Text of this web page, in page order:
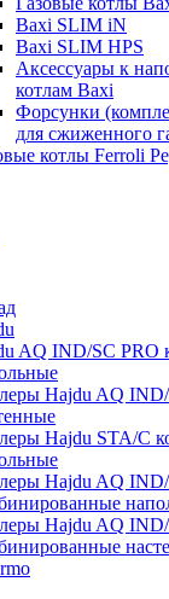
Baxi SLIM iN
Baxi SLIM HPS
Аксессуары к
котлам Baxi
Форсунки
для сжиженного
котлы Ferroli
AQ IND/SC PRO
Hajdu AQ
Hajdu STA/C
Hajdu AQ
Hajdu AQ